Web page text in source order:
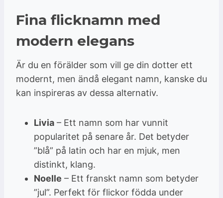
Fina flicknamn med
modern elegans
Är du en förälder som vill ge din dotter ett
modernt, men ändå elegant namn, kanske du
kan inspireras av dessa alternativ.
Livia – Ett namn som har vunnit
popularitet på senare år. Det betyder
”blå” på latin och har en mjuk, men
distinkt, klang.
Noelle – Ett franskt namn som betyder
”jul”. Perfekt för flickor födda under